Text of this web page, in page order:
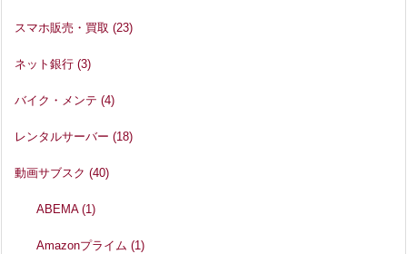
スマホ販売・買取 (23)
ネット銀行 (3)
バイク・メンテ (4)
レンタルサーバー (18)
動画サブスク (40)
ABEMA(1)
Amazonプライム(1)